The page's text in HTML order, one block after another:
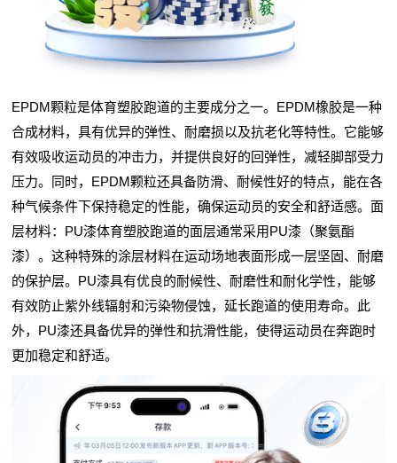
EPDM颗粒是体育塑胶跑道的主要成分之一。EPDM橡胶是一种
合成材料，具有优异的弹性、耐磨损以及抗老化等特性。它能够
有效吸收运动员的冲击力，并提供良好的回弹性，减轻脚部受力
压力。同时，EPDM颗粒还具备防滑、耐候性好的特点，能在各
种气候条件下保持稳定的性能，确保运动员的安全和舒适感。面
层材料：PU漆体育塑胶跑道的面层通常采用PU漆（聚氨酯
漆）。这种特殊的涂层材料在运动场地表面形成一层坚固、耐磨
的保护层。PU漆具有优良的耐候性、耐磨性和耐化学性，能够
有效防止紫外线辐射和污染物侵蚀，延长跑道的使用寿命。此
外，PU漆还具备优异的弹性和抗滑性能，使得运动员在奔跑时
更加稳定和舒适。